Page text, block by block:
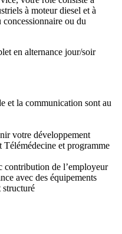
à moteur diesel et à
concessionnaire ou du
en alternance jour/soir
et la communication sont au
votre développement
et programme
contribution de l’employeur
avec des équipements
structuré